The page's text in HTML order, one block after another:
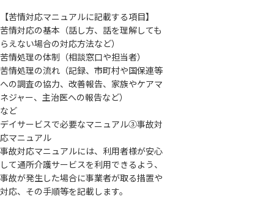
【苦情対応マニュアルに記載する項目】
苦情対応の基本（話し方、話を理解しても
らえない場合の対応方法など）
苦情処理の体制（相談窓口や担当者）
苦情処理の流れ（記録、市町村や国保連等
への調査の協力、改善報告、家族やケアマ
ネジャー、主治医への報告など）
など
デイサービスで必要なマニュアル③事故対
応マニュアル
事故対応マニュアルには、利用者様が安心
して通所介護サービスを利用できるよう、
事故が発生した場合に事業者が取る措置や
対応、その手順等を記載します。